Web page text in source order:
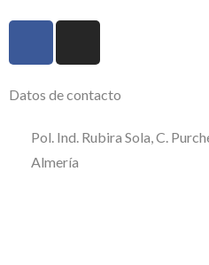
Datos de contacto
Pol. Ind. Rubira Sola, C.
Almería